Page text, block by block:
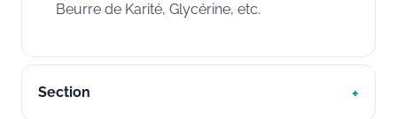
Beurre de Karité, Glycérine, etc.
Section